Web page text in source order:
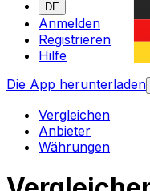
DE
Anmelden
Registrieren
Hilfe
Die App herunterladen
Vergleichen
Anbieter
Währungen